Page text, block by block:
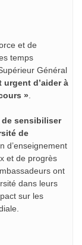
et de
temps
Général
urgent d’aider à
»
de sensibiliser
de
d’enseignement
et de progrès
ont
dans leurs
sur les